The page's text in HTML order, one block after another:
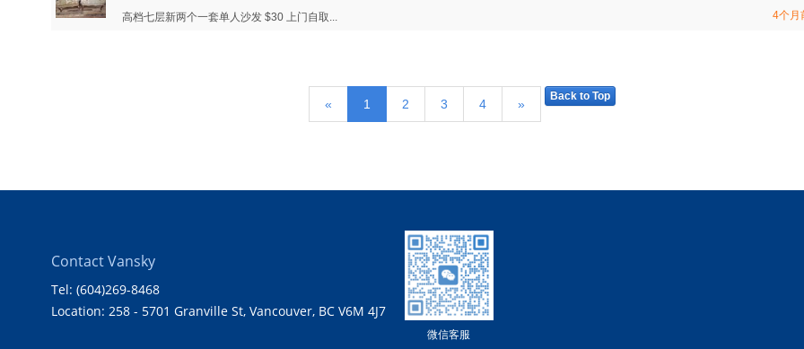
高档七层新两个一套单人沙发 $30 上门自取... 4个月
« 1 2 3 4 »
Back to Top
Contact Vansky
Tel: (604)269-8468
Location: 258 - 5701 Granville St, Vancouver, BC V6M 4J7
微信客服